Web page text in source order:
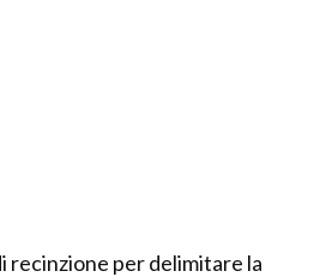
recinzione per delimitare la